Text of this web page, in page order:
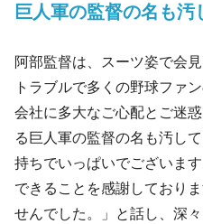
巨人軍の監督の名も汚
阿部監督は、スーツ姿で会
トラブルで多くの野球ファ
会社に多大なご心配とご迷
る巨人軍の監督の名も汚し
持ちでいっぱいでございま
できることを感謝しており
せんでした。」と話し、深々